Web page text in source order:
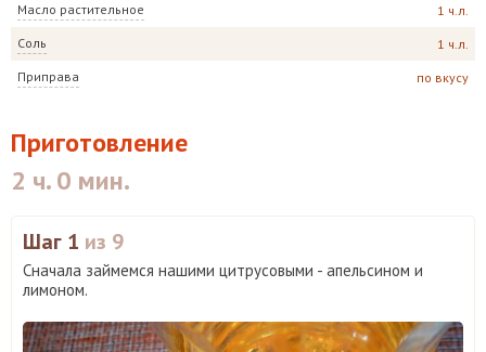
Масло растительное 1 ч.л.
Соль 1 ч.л.
Приправа по вкусу
Приготовление
2 ч. 0 мин.
Шаг 1 из 9
Сначала займемся нашими цитрусовыми - апельсином и
лимоном.